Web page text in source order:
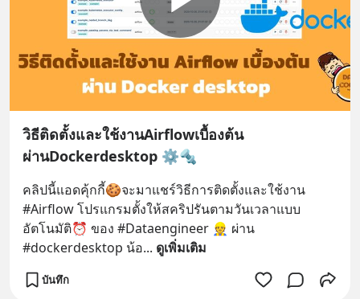
วิธีติดตั้งและใช้งานAirflowเบื้องต้น
ผ่านDockerdesktop ⚙️🔩
คลิปนี้แอดคุ้กกี้🍪จะมาแชร์วิธีการติดตั้งและใช้งาน
#Airflow โปรแกรมตั้งให้สคริปรันตามวันเวลาแบบ
อัตโนมัติ⏰ ของ #Dataengineer 👷 ผ่าน
#dockerdesktop น้อ... ดูเพิ่มเติม
บันทึก